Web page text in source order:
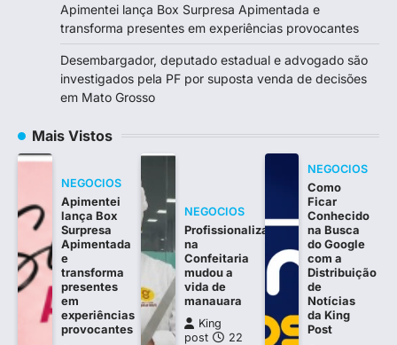
Apimentei lança Box Surpresa Apimentada e
transforma presentes em experiências provocantes
Desembargador, deputado estadual e advogado são
investigados pela PF por suposta venda de decisões
em Mato Grosso
Mais Vistos
NEGOCIOS
Apimentei
lança Box
Surpresa
Apimentada
e
transforma
presentes
em
experiências
provocantes
NEGOCIOS
Profissionalização
na
Confeitaria
mudou a
vida de
manauara
King
post
22
NEGOCIOS
Como
Ficar
Conhecido
na Busca
do Google
com a
Distribuição
de
Notícias
da King
Post